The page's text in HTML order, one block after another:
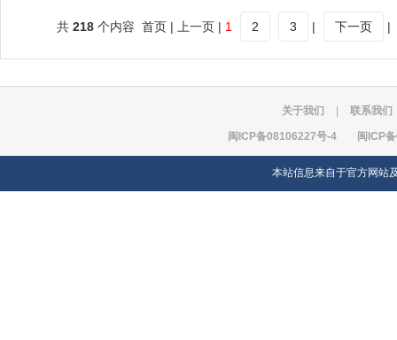
共 218 个内容 首页 | 上一页 | 1 2 3 | 下一页 |
关于我们 联系我们
闽ICP备08106227号-4 闽ICP
本站信息来自于官方网站